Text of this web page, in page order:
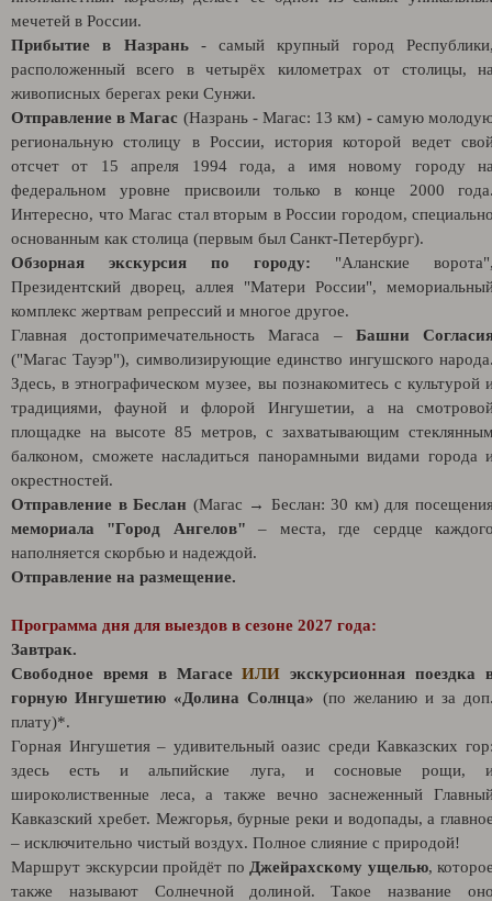
мечетей в России.
Прибытие в Назрань
- самый крупный город
расположенный всего в четырёх километрах от столицы,
живописных берегах реки Сунжи.
Отправление в Магас (Назрань - Магас: 13 км) - самую
региональную столицу в России, история которой ведет
отсчет от 15 апреля 1994 года, а имя новому городу
федеральном уровне присвоили только в конце 2000
Интересно, что Магас стал вторым в России городом,
основанным как столица (первым был Санкт-Петербург).
Обзорная экскурсия по городу: "Аланские
Президентский дворец, аллея "Матери России",
комплекс жертвам репрессий и многое другое.
Главная достопримечательность Магаса – Башни
("Магас Тауэр"), символизирующие единство ингушского
Здесь, в этнографическом музее, вы познакомитесь с культурой
традициями, фауной и флорой Ингушетии, а на
площадке на высоте 85 метров, с захватывающим
балконом, сможете насладиться панорамными видами города
окрестностей.
Отправление в Беслан (Магас → Беслан: 30 км) для п
мемориала "Город Ангелов" – места, где сердце
наполняется скорбью и надеждой.
Отправление на размещение.
Программа дня для выездов в сезоне 2027 года:
Завтрак.
Свободное время в МагасеИЛИ экскурсионная поездка
горную Ингушетию «Долина Солнца» (по желанию и за
плату)*.
Горная Ингушетия – удивительный оазис среди Кавказских
здесь есть и альпийские луга, и сосновые рощи,
широколиственные леса, а также вечно заснеженный
Кавказский хребет. Межгорья, бурные реки и водопады, а
– исключительно чистый воздух. Полное слияние с природой!
Маршрут экскурсии пройдёт по Джейрахскому ущелью,
также называют Солнечной долиной. Такое название